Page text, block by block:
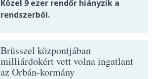
Közel 9 ezer rendőr hiányzik a
rendszerből.
Brüsszel központjában
milliárdokért vett volna ingatlant
az Orbán-kormány